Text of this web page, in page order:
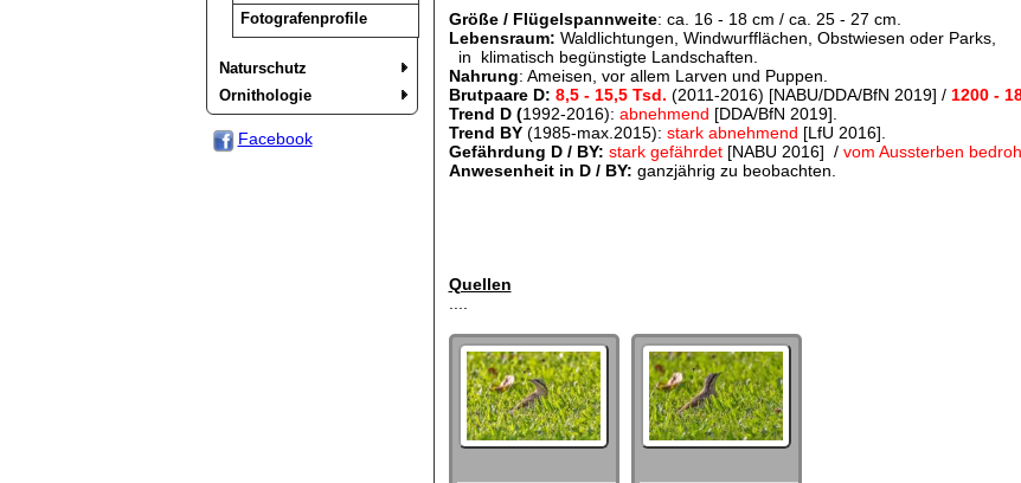
Fotografenprofile
Naturschutz
Ornithologie
Facebook
Größe / Flügelspannweite: ca. 16 - 18 cm / ca. 25 - 27 cm.
Lebensraum: Waldlichtungen, Windwurfflächen, Obstwiesen oder Parks,
in klimatisch begünstigte Landschaften.
Nahrung: Ameisen, vor allem Larven und Puppen.
Brutpaare D: 8,5 - 15,5 Tsd. (2011-2016) [NABU/DDA/BfN 2019] / 1200 -
Trend D (1992-2016): abnehmend [DDA/BfN 2019].
Trend BY (1985-max.2015): stark abnehmend [LfU 2016].
Gefährdung D / BY: stark gefährdet [NABU 2016] / vom Aussterben
Anwesenheit in D / BY: ganzjährig zu beobachten.
Quellen